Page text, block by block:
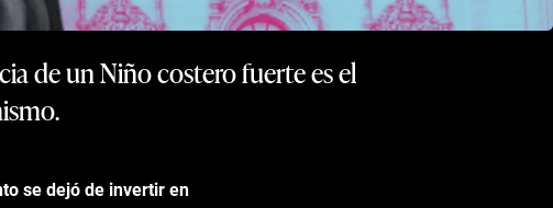
de un Niño costero fuerte es el
se dejó de invertir en